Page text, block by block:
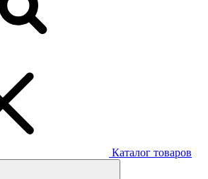
Каталог товаров